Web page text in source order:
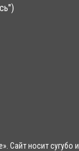
Сайт носит